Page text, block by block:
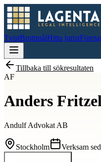
TvistBrottmålHitta jurist
Tillbaka till sökresultaten
AF
Anders
Andulf Advokat AB
Stockholm Verksam